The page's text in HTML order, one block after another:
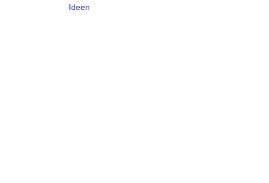
Ideen